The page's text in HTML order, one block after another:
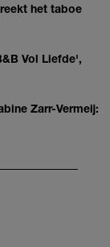
het taboe
Vol Liefde',
Zarr-Vermeij: